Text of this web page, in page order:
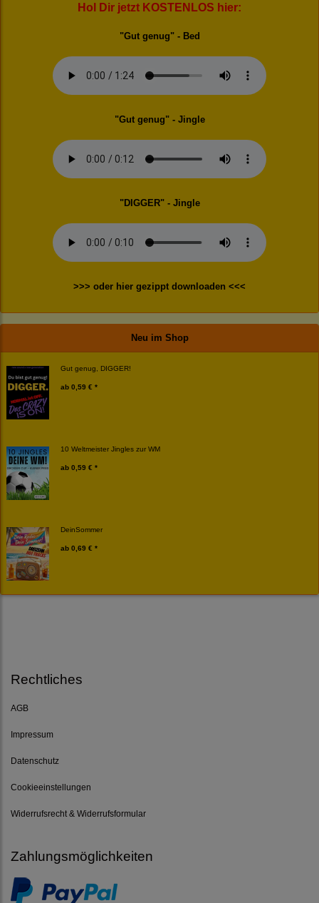
Hol Dir jetzt KOSTENLOS hier:
"Gut genug" - Bed
"Gut genug" - Jingle
"DIGGER" - Jingle
>>> oder hier gezippt downloaden <<<
Neu im Shop
Gut genug, DIGGER!
ab 0,59 € *
10 Weltmeister Jingles zur WM
ab 0,59 € *
DeinSommer
ab 0,69 € *
Rechtliches
AGB
Impressum
Datenschutz
Cookieeinstellungen
Widerrufsrecht & Widerrufsformular
Zahlungsmöglichkeiten